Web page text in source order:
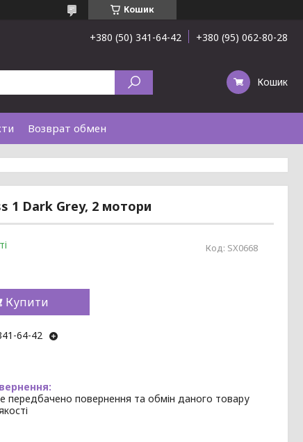
Кошик
+380 (50) 341-64-42 +380 (95) 062-80-28
Кошик
Возврат обмен
1 Dark Grey, 2 мотори
Код: SX0668
Купити
64-42
передбачено повернення та обмін даного товару